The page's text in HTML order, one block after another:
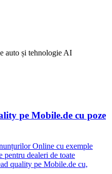
auto și tehnologie AI
pe Mobile.de cu poze
Online cu exemple
pentru dealeri de toate
quality pe Mobile.de cu,